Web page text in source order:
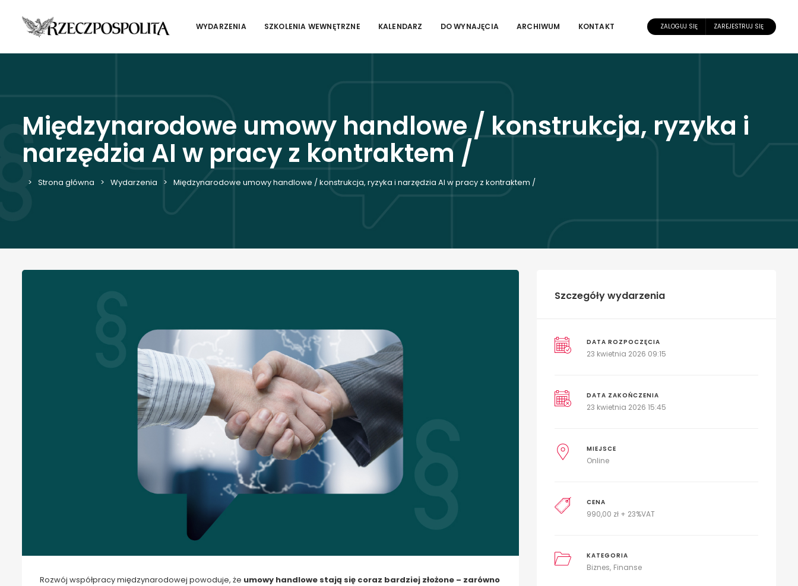
WYDARZENIA SZKOLENIA WEWNĘTRZNE KALENDARZ DO WYNAJĘCIA ARCHIWUM KONTAKT ZALOGUJ SIĘ ZAREJESTRUJ SIĘ
Międzynarodowe umowy handlowe / konstrukcja, ryzyka i
narzędzia AI w pracy z kontraktem /
Strona główna Wydarzenia Międzynarodowe umowy handlowe / konstrukcja, ryzyka i narzędzia AI w pracy z kontraktem /
Rozwój współpracy międzynarodowej powoduje, że umowy handlowe stają się coraz bardziej złożone – zarówno
Szczegóły wydarzenia
DATA ROZPOCZĘCIA
23 kwietnia 2026 09:15
DATA ZAKOŃCZENIA
23 kwietnia 2026 15:45
MIEJSCE
Online
CENA
990,00 zł + 23%VAT
KATEGORIA
Biznes Finanse